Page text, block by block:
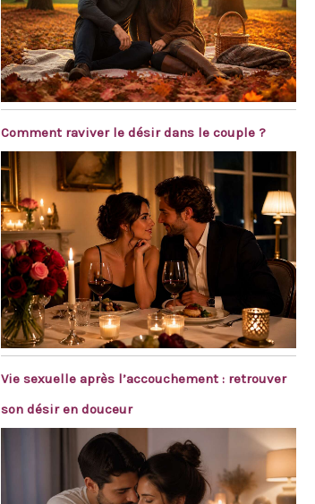
Comment raviver le désir dans le couple ?
Vie sexuelle après l’accouchement : retrouver
son désir en douceur